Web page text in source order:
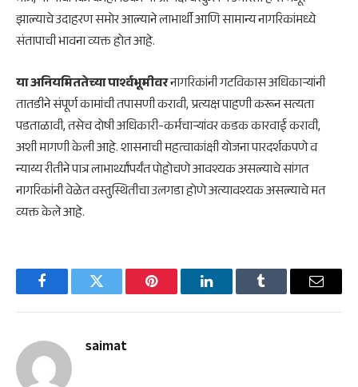
झाल्याचे उदाहरण समोर आल्याने लाभार्थी आणि सामान्य नागरिकांमध्ये
संतापाची भावना व्यक्त होत आहे.
या अनियमिततेच्या पार्श्वभूमीवरनागरिकांनी गटविकास अधिकाऱ्यांनी
तातडीने संपूर्ण कामांची तपासणी करावी, प्रत्यक्ष पाहणी करून सत्यता
पडताळावी, तसेच दोषी अधिकारी-कर्मचाऱ्यांवर कडक कारवाई करावी,
अशी मागणी केली आहे. शासनाची महत्वाकांक्षी योजना पारदर्शकपणे व
न्याय्य रीतीने पात्र लाभार्थ्यांपर्यंत पोहोचणे आवश्यक असल्याचे सांगत
नागरिकांनी वेळेत वस्तुस्थितीचा उलगडा होणे अत्यावश्यक असल्याचे मत
व्यक्त केले आहे.
FacebookTwitter Pinterest LinkedInTumblr Email
saimat